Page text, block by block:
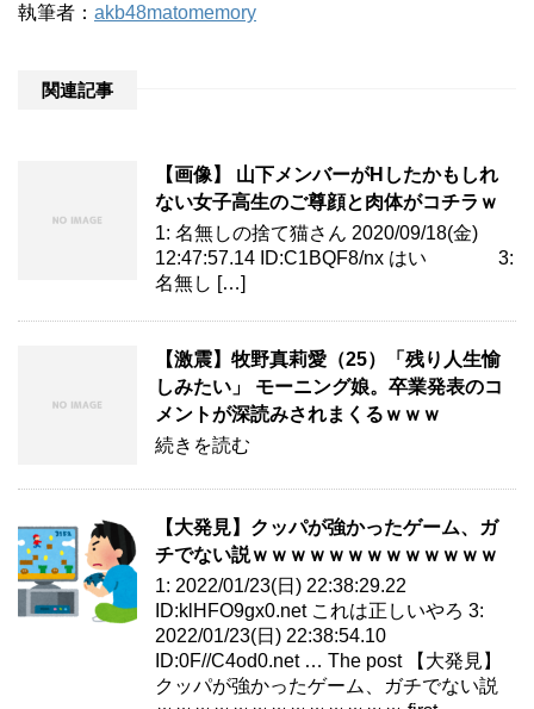
執筆者： akb48matomemory
関連記事
【画像】 山下メンバーがHしたかもしれ
ない女子高生のご尊顔と肉体がコチラｗ
1: 名無しの捨て猫さん 2020/09/18(金)
12:47:57.14 ID:C1BQF8/nx はい 3:
名無し […]
【激震】牧野真莉愛（25）「残り人生愉
しみたい」 モーニング娘。卒業発表のコ
メントが深読みされまくるｗｗｗ
続きを読む
【大発見】クッパが強かったゲーム、ガ
チでない説ｗｗｗｗｗｗｗｗｗｗｗｗｗ
1: 2022/01/23(日) 22:38:29.22
ID:klHFO9gx0.net これは正しいやろ 3:
2022/01/23(日) 22:38:54.10
ID:0F//C4od0.net … The post 【大発見】
クッパが強かったゲーム、ガチでない説